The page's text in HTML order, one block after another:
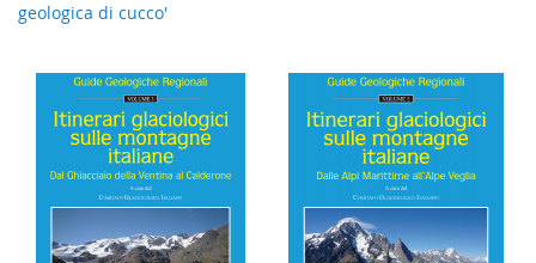
geologica di cucco'